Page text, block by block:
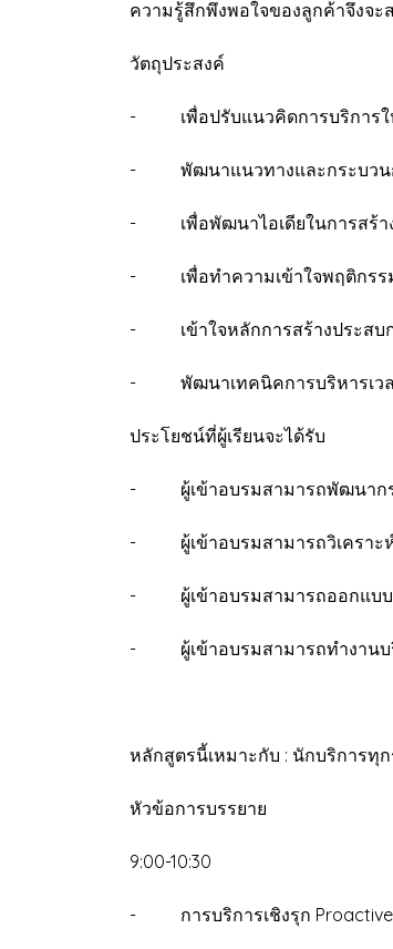
ความรู้สึกพึงพอใจของลูกค้าจึงจะ
วัตถุประสงค์
- เพื่อปรับแนวคิดการบริการให้
- พัฒนาแนวทางและกระบวนกา
- เพื่อพัฒนาไอเดียในการสร้าง
- เพื่อทำความเข้าใจพฤติกรรม
- เข้าใจหลักการสร้างประสบก
- พัฒนาเทคนิคการบริหารเวลา
ประโยชน์ที่ผู้เรียนจะได้รับ
- ผู้เข้าอบรมสามารถพัฒนากรอ
- ผู้เข้าอบรมสามารถวิเคราะห์
- ผู้เข้าอบรมสามารถออกแบบบ
- ผู้เข้าอบรมสามารถทำงานบริ
หลักสูตรนี้เหมาะกับ : นักบริการทุ
หัวข้อการบรรยาย
9:00-10:30
- การบริการเชิงรุก Proactive